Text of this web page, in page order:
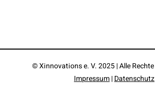
© Xinnovations e. V. 2025 | Alle
Impressum|Datenschutz